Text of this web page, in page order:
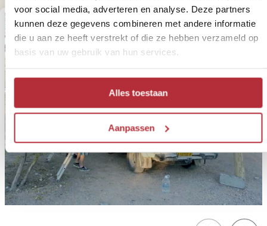
voor social media, adverteren en analyse. Deze partners
kunnen deze gegevens combineren met andere informatie
die u aan ze heeft verstrekt of die ze hebben verzameld op
basis van uw gebruik van hun services.
Alles toestaan
Aanpassen